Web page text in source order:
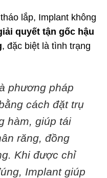
lắp, Implant không
quyết tận gốc hậu
, đặc biệt là tình trạng
phương pháp
cách đặt trụ
hàm, giúp tái
răng, đồng
Khi được chỉ
Implant giúp